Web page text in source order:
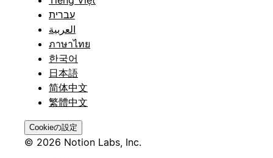
עברית
العربية
ภาษาไทย
한국어
日本語
简体中文
繁體中文
Cookieの設定
© 2026 Notion Labs, Inc.